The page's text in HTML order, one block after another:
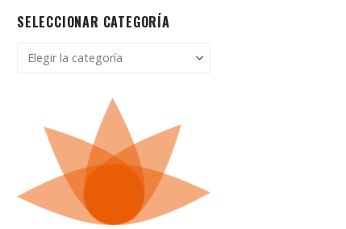
SELECCIONAR CATEGORÍA
Seleccionar
categoría